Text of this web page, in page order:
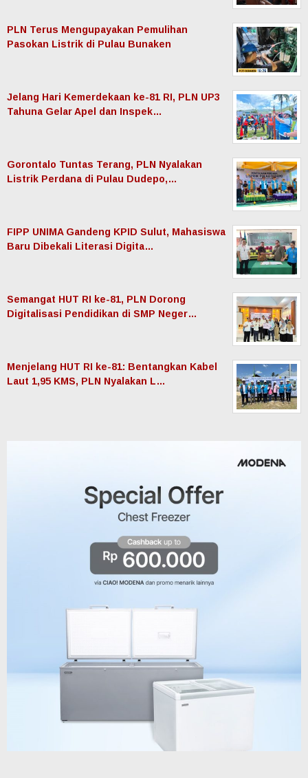
PLN Terus Mengupayakan Pemulihan
Pasokan Listrik di Pulau Bunaken
Jelang Hari Kemerdekaan ke-81 RI, PLN UP3
Tahuna Gelar Apel dan Inspek…
Gorontalo Tuntas Terang, PLN Nyalakan
Listrik Perdana di Pulau Dudepo,…
FIPP UNIMA Gandeng KPID Sulut, Mahasiswa
Baru Dibekali Literasi Digita…
Semangat HUT RI ke-81, PLN Dorong
Digitalisasi Pendidikan di SMP Neger…
Menjelang HUT RI ke-81: Bentangkan Kabel
Laut 1,95 KMS, PLN Nyalakan L…